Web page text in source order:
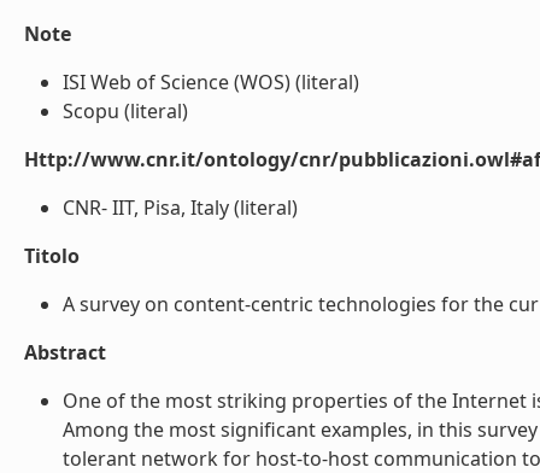
Note
ISI Web of Science (WOS) (literal)
Scopu (literal)
Http://www.cnr.it/ontology/cnr/
CNR- IIT, Pisa, Italy (literal)
Titolo
A survey on content-centric technologies for the
Abstract
One of the most striking properties of the Internet
Among the most significant examples, in this
tolerant network for host-to-host communication